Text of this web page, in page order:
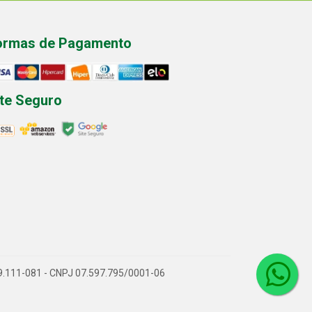
de Pagamento
Seguro
081 - CNPJ 07.597.795/0001-06